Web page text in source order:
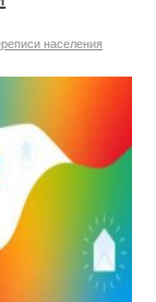
населения